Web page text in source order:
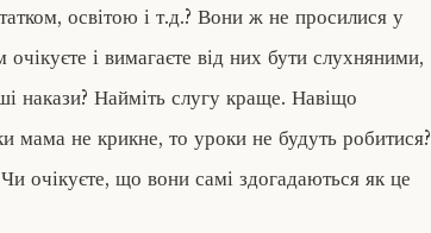
освітою і т.д.? Вони ж не просилися у
і вимагаєте від них бути слухняними,
накази? Найміть слугу краще. Навіщо
мама не крикне, то уроки не будуть робитися?
очікуєте, що вони самі здогадаються як це